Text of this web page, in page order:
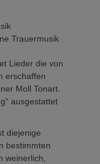
Trauermusik
Lieder die von
erschaffen
Moll Tonart.
ausgestattet
diejenige
bestimmten
weinerlich,